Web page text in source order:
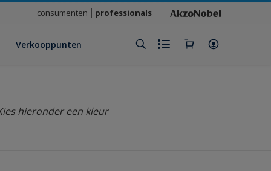
consumenten professionals
Verkooppunten
hieronder een kleur